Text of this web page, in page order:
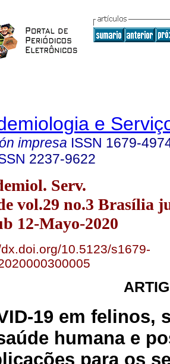
e
impresa ISSN 1679-
2237-9622
Serv.
vol.29 no.3 Brasília
12-Mayo-2020
10.5123/s1679-
19 em felinos,
humana e
para os